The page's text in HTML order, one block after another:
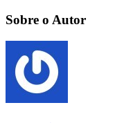
Sobre o Autor